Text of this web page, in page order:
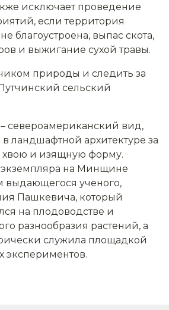
исключает проведение
если территория
благоустроена, выпас скота,
и выжигание сухой травы.
природы и следить за
сельский
североамериканский вид,
ландшафтной архитектуре за
и изящную форму.
экземпляра на Минщине
выдающегося ученого,
Пашкевича, который
на плодоводстве и
разнообразия растений, а
служила площадкой
экспериментов.